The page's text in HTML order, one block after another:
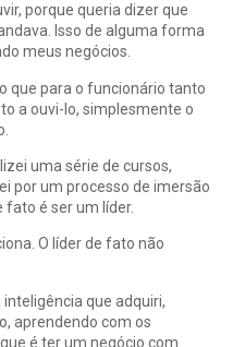
porque queria dizer que
Isso de alguma forma
meus negócios.
que para o funcionário tanto
a ouvi-lo, simplesmente o
uma série de cursos,
por um processo de imersão
fato é ser um líder.
O líder de fato não
que adquiri,
aprendendo com os
é ter um negócio com